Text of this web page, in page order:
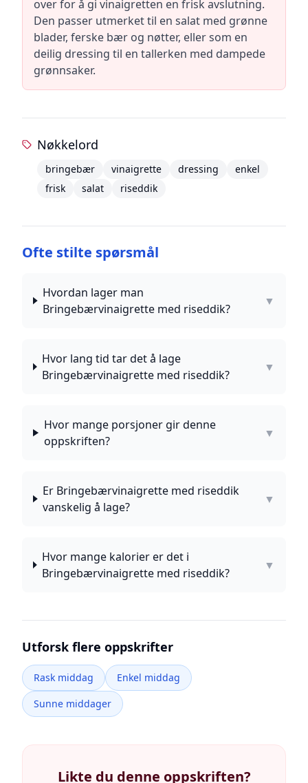
over for å gi vinaigretten en frisk avslutning.
Den passer utmerket til en salat med grønne
blader, ferske bær og nøtter, eller som en
deilig dressing til en tallerken med dampede
grønnsaker.
Nøkkelord
bringebær vinaigrette dressing
enkel
frisk
salat riseddik
Ofte stilte spørsmål
Hvordan lager man
Bringebærvinaigrette med riseddik?
▼
Hvor lang tid tar det å lage
Bringebærvinaigrette med riseddik?
▼
Hvor mange porsjoner gir denne
oppskriften?
▼
Er Bringebærvinaigrette med riseddik
vanskelig å lage?
▼
Hvor mange kalorier er det i
Bringebærvinaigrette med riseddik?
▼
Utforsk flere oppskrifter
Rask middag
Enkel middag
Sunne middager
Likte du denne oppskriften?